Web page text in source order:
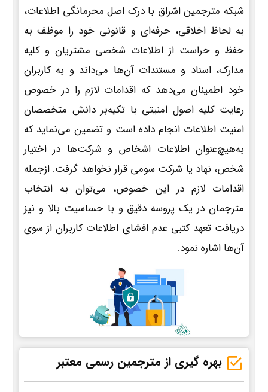
شبکه مترجمین اشراق با درک اصل محرمانگی اطلاعات،
به لحاظ اخلاقی، حرفه‌ای و قانونی خود را موظف به
حفظ و حراست از اطلاعات شخصی مشتریان و کلیه
مدارک، اسناد و مستندات آن‌ها می‌داند و به کاربران
خود اطمینان می‌دهد که اقدامات لازم را در خصوص
رعایت کلیه اصول امنیتی با تکیه‌بر دانش متخصصان
امنیت اطلاعات انجام داده است و تضمین می‌نماید که
به‌هیچ‌عنوان اطلاعات اشخاص و شرکت‌ها در اختیار
شخص، نهاد یا شرکت سومی قرار نخواهد گرفت. ازجمله
اقدامات لازم در این خصوص، می‌توان به انتخاب
مترجمان در یک پروسه دقیق و با حساسیت بالا و نیز
دریافت تعهد کتبی عدم افشای اطلاعات کاربران از سوی
آن‌ها اشاره نمود.
بهره گیری از مترجمین رسمی معتبر